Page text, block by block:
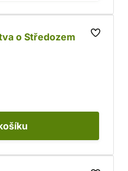
o Středozem